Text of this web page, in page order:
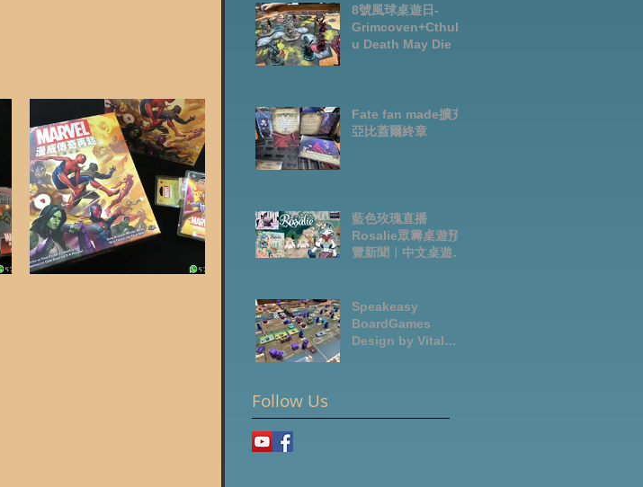
8號風球桌遊日-
Grimcoven+Cthulh
u Death May Die
Fate fan made擴充-
亞比蓋爾終章
藍色玫瑰直播
Rosalie眾籌桌遊預
覽新聞｜中文桌遊節
Speakeasy
BoardGames
Design by Vital
Follow Us